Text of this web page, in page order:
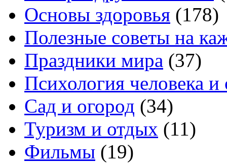
Основы здоровья (178)
Полезные советы на
Праздники мира (37)
Психология человека
Сад и огород (34)
Туризм и отдых (11)
Фильмы (19)